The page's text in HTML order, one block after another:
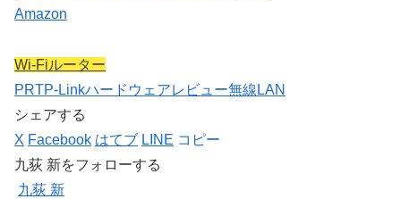
Amazon
Wi-Fiルーター
PRTP-Linkハードウェアレビュー無線LAN
シェアする
X Facebook はてブ LINE コピー
九荻 新をフォローする
九荻 新